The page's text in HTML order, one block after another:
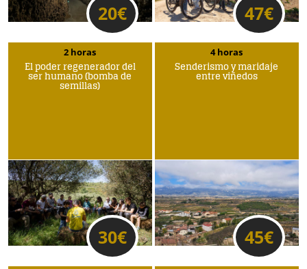
20€ 47€
2 horas
El poder regenerador del
ser humano (bomba de
semillas)
30€
4 horas
Senderismo y maridaje
entre viñedos
45€